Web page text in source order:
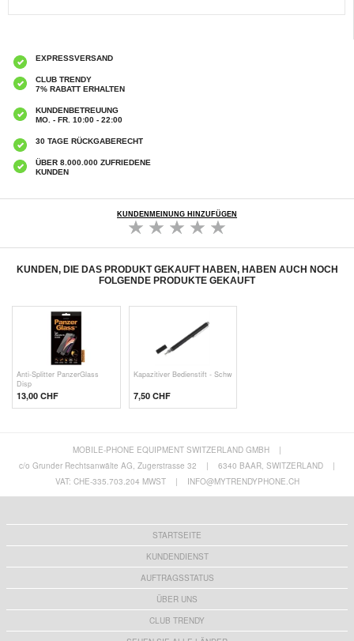
EXPRESSVERSAND
CLUB TRENDY
7% RABATT ERHALTEN
KUNDENBETREUUNG
MO. - FR. 10:00 - 22:00
30 TAGE RÜCKGABERECHT
ÜBER 8.000.000 ZUFRIEDENE
KUNDEN
KUNDENMEINUNG HINZUFÜGEN
KUNDEN, DIE DAS PRODUKT GEKAUFT HABEN, HABEN AUCH NOCH
FOLGENDE PRODUKTE GEKAUFT
Anti-Splitter PanzerGlass
Disp
13,00 CHF
Kapazitiver Bedienstift - Schw
7,50 CHF
MOBILE-PHONE EQUIPMENT SWITZERLAND GMBH
|
c/o Grunder Rechtsanwälte AG, Zugerstrasse 32
| 6340 BAAR, SWITZERLAND
|
VAT: CHE-335.703.204 MWST
| INFO@MYTRENDYPHONE.CH
STARTSEITE
KUNDENDIENST
AUFTRAGSSTATUS
ÜBER UNS
CLUB TRENDY